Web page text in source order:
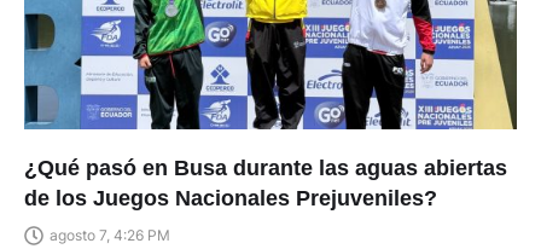
¿Qué pasó en Busa durante las aguas abiertas
de los Juegos Nacionales Prejuveniles?
agosto 7, 4:26 PM